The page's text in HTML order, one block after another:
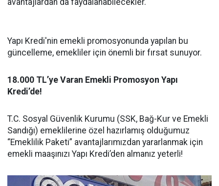
avantajlardan da faydalanabilecekler.
Yapı Kredi'nin emekli promosyonunda yapılan bu
güncelleme, emekliler için önemli bir fırsat sunuyor.
18.000 TL’ye Varan Emekli Promosyon Yapı
Kredi’de!
T.C. Sosyal Güvenlik Kurumu (SSK, Bağ-Kur ve Emekli
Sandığı) emeklilerine özel hazırlamış olduğumuz
“Emeklilik Paketi” avantajlarımızdan yararlanmak için
emekli maaşınızı Yapı Kredi’den almanız yeterli!